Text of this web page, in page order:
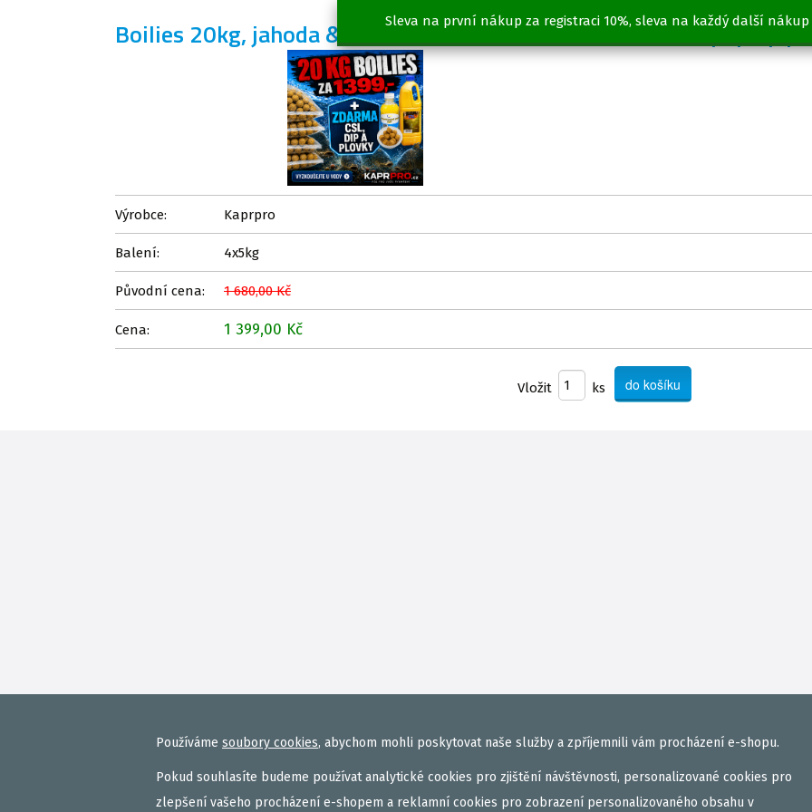
Sleva na první nákup za registraci 10%, sleva na každý další nákup
Boilies 20kg, jahoda & med, 24mm + CSL 1l + DIP 250ml + pop up
Výrobce: Kaprpro
Balení: 4x5kg
Původní cena: 1 680,00 Kč
Cena: 1 399,00 Kč
Vložit ks
Používáme soubory cookies, abychom mohli poskytovat naše služby a zpříjemnili vám procházení e-shopu.
Pokud souhlasíte budeme používat analytické cookies pro zjištění návštěvnosti, personalizované cookies pro
zlepšení vašeho procházení e-shopem a reklamní cookies pro zobrazení personalizovaného obsahu v